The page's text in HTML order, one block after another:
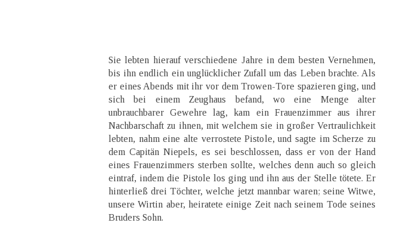
Sie lebten hierauf verschiedene Jahre in dem besten Vernehmen,
bis ihn endlich ein unglücklicher Zufall um das Leben brachte. Als
er eines Abends mit ihr vor dem Trowen-Tore spazieren ging, und
sich bei einem Zeughaus befand, wo eine Menge alter
unbrauchbarer Gewehre lag, kam ein Frauenzimmer aus ihrer
Nachbarschaft zu ihnen, mit welchem sie in großer Vertraulichkeit
lebten, nahm eine alte verrostete Pistole, und sagte im Scherze zu
dem Capitän Niepels, es sei beschlossen, dass er von der Hand
eines Frauenzimmers sterben sollte, welches denn auch so gleich
eintraf, indem die Pistole los ging und ihn aus der Stelle tötete. Er
hinterließ drei Töchter, welche jetzt mannbar waren; seine Witwe,
unsere Wirtin aber, heiratete einige Zeit nach seinem Tode seines
Bruders Sohn.